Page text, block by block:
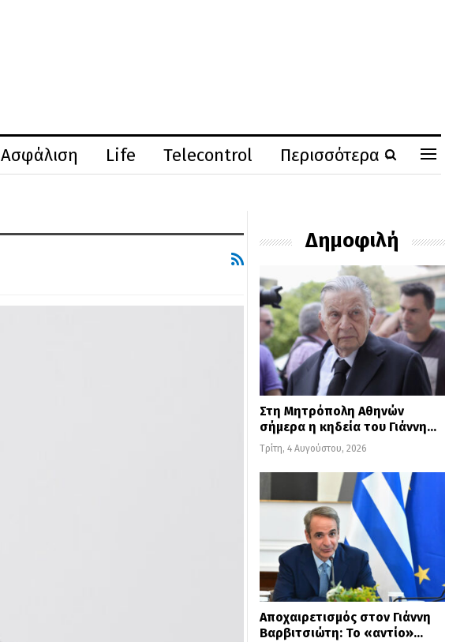
Ασφάλιση Life Telecontrol Περισσότερα
Δημοφιλή
Στη Μητρόπολη Αθηνών
σήμερα η κηδεία του Γιάννη…
Τρίτη, 4 Αυγούστου, 2026
Αποχαιρετισμός στον Γιάννη
Βαρβιτσιώτη: Το «αντίο»…